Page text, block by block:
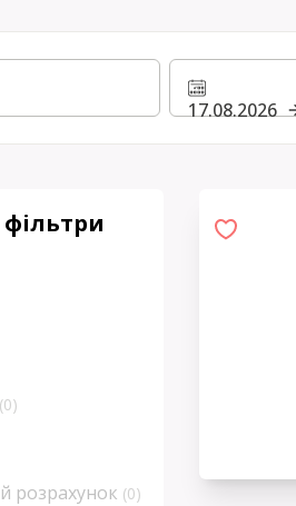
17.08.2026
(0)
розрахунок (0)